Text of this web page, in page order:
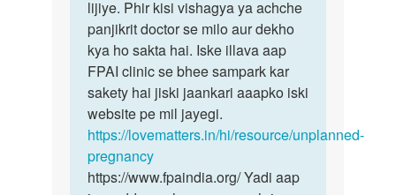
gf
ka
6
month
se
mc
by
raj
ji
pregnancy
ke
lijiye. Phir kisi vishagya ya achche
panjikrit doctor se milo aur dekho
kya ho sakta hai. Iske illava aap
FPAI clinic se bhee sampark kar
sakety hai jiski jaankari aaapko iski
website pe mil jayegi.
https://lovematters.in/hi/resource/unplanned-
pregnancy
https://www.fpaindia.org/ Yadi aap